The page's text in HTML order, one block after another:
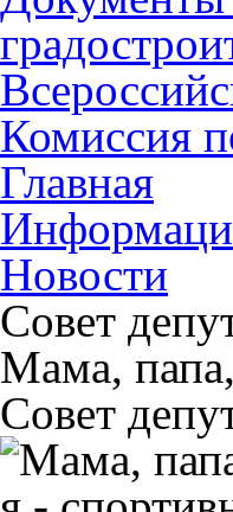
Комиссия
Главная
Новости
Совет
Мама,
Совет